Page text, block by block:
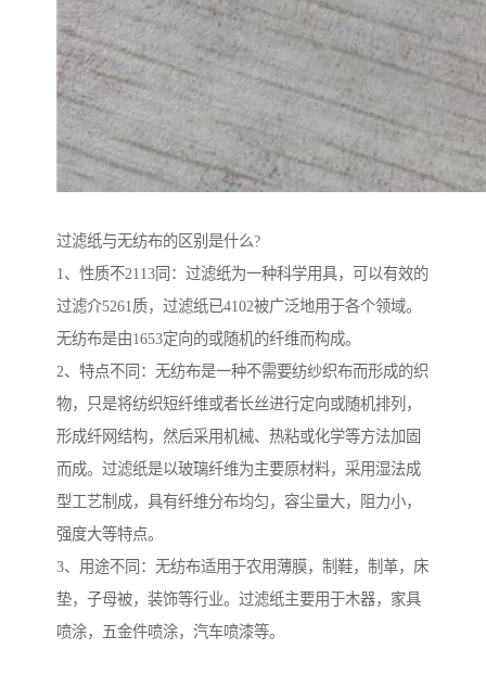
过滤纸与无纺布的区别是什么?
1、性质不2113同：过滤纸为一种科学用具，可以有效的
过滤介5261质，过滤纸已4102被广泛地用于各个领域。
无纺布是由1653定向的或随机的纤维而构成。
2、特点不同：无纺布是一种不需要纺纱织布而形成的织
物，只是将纺织短纤维或者长丝进行定向或随机排列，
形成纤网结构，然后采用机械、热粘或化学等方法加固
而成。过滤纸是以玻璃纤维为主要原材料，采用湿法成
型工艺制成，具有纤维分布均匀，容尘量大，阻力小，
强度大等特点。
3、用途不同：无纺布适用于农用薄膜，制鞋，制革，床
垫，子母被，装饰等行业。过滤纸主要用于木器，家具
喷涂，五金件喷涂，汽车喷漆等。